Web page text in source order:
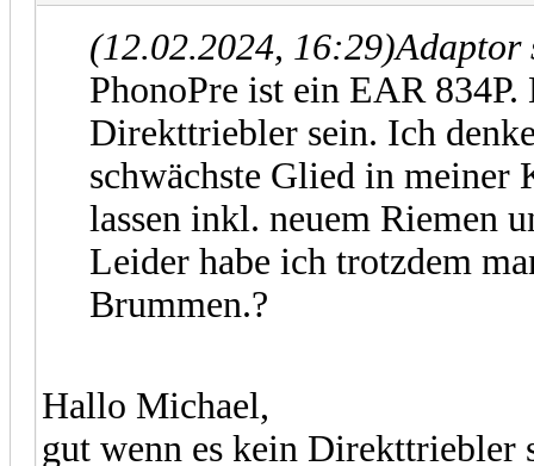
(12.02.2024, 16:29)
PhonoPre ist ein EAR
Direkttriebler sein. Ich
schwächste Glied in meiner
lassen inkl. neuem Riemen
Leider habe ich trotzdem
Brummen.?
Hallo Michael,
gut wenn es kein Direkttriebler